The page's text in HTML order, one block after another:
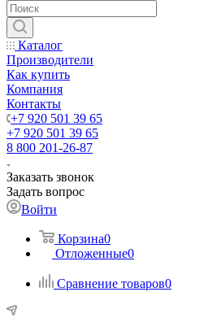
Каталог
Производители
Как купить
Компания
Контакты
+7 920 501 39 65
+7 920 501 39 65
8 800 201-26-87
Заказать звонок
Задать вопрос
Войти
Корзина0
Отложенные0
Сравнение товаров0